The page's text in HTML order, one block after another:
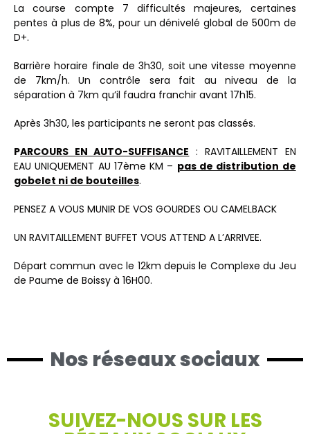
La course compte 7 difficultés majeures, certaines
pentes à plus de 8%, pour un dénivelé global de 500m de
D+.
Barrière horaire finale de 3h30, soit une vitesse moyenne
de 7km/h. Un contrôle sera fait au niveau de la
séparation à 7km qu’il faudra franchir avant 17h15.
Après 3h30, les participants ne seront pas classés.
PARCOURS EN AUTO-SUFFISANCE : RAVITAILLEMENT EN
EAU UNIQUEMENT AU 17ème KM – pas de distribution de
gobelet ni de bouteilles.
PENSEZ A VOUS MUNIR DE VOS GOURDES OU CAMELBACK
UN RAVITAILLEMENT BUFFET VOUS ATTEND A L’ARRIVEE.
Départ commun avec le 12km depuis le Complexe du Jeu
de Paume de Boissy à 16H00.
Nos réseaux sociaux
SUIVEZ-NOUS SUR LES